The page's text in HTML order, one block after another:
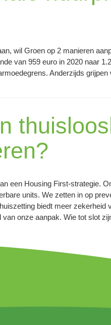
wil Groen op 2 manieren
van 959 euro in 2020 naar
Anderzijds
een Housing First-strategie.
units. We zetten in op
biedt meer
onze aanpak. Wie tot slot